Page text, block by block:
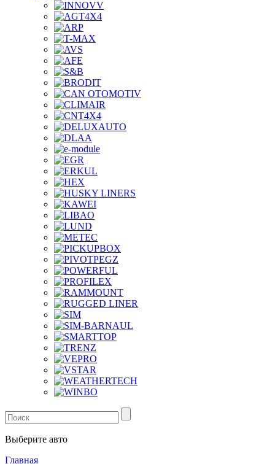
Выберите авто
Главная